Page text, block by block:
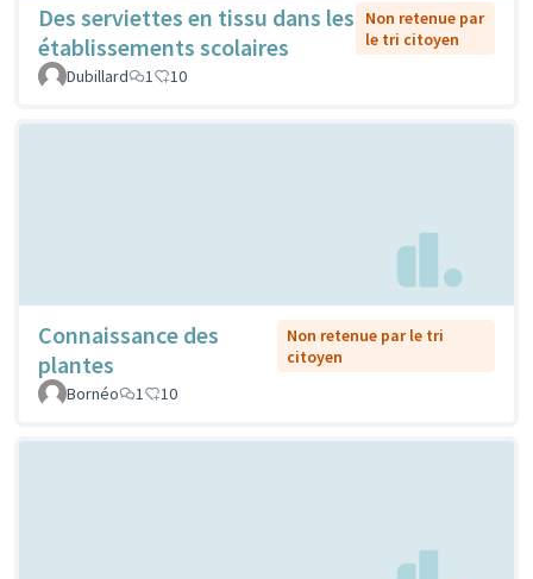
Des serviettes en tissu dans les
établissements scolaires
Non retenue par
le tri citoyen
Dubillard
1 10
Connaissance des
plantes
Non retenue par le tri
citoyen
Bornéo
1 10